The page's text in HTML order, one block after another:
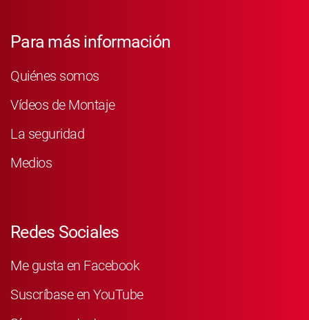
Para más información
Quiénes somos
Vídeos de Montaje
La seguridad
Medios
Redes Sociales
Me gusta en Facebook
Suscríbase en YouTube